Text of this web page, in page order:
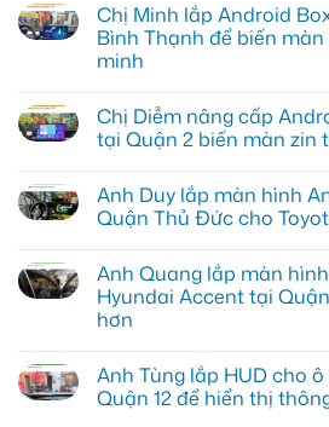
Chị Minh lắp Android
Bình Thạnh để biến
minh
bình
luận
ở
lắp
Android
Box
Quận
Bình
Thạnh
để
zin
thành
thông
Chị Diễm nâng cấp
tại Quận 2 biến màn zin
bình
luận
ở
nâng
cấp
Android
box
EX2
tại
Quận
Anh Duy lắp màn hình
Quận Thủ Đức cho
bình
luận
ở
Anh
màn
hình
Android
Anh Quang lắp màn
Hyundai Accent tại
hơn
bình
luận
ở
Anh Tùng lắp HUD cho
Quận 12 để hiển thị